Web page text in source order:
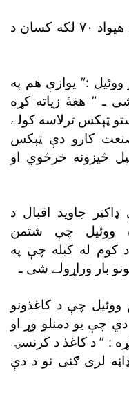
ذکر شوى افسر زياته کړه چې د هيواد ٧٠ لکه کسان د
:” يوازې هم په
ـ ” هغۀ زياته کړه
ټېکس ترلاسه کولے
کارو دې ټېکس
څيزونه خرڅوي او
جاويد اقبال د
ووئيل چې شتمن
د کوم له کبله چې په
بار وراړولے شى ـ
ووئيل چې د کاغذونو
چې يو دمنلو وړ او
: ” د کاغذ د کرنسۍ
لرى ګنى نو د دې